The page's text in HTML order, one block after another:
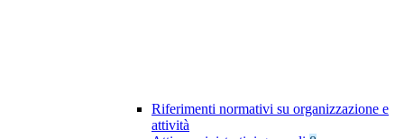
Riferimenti normativi su organizzazione e
attività